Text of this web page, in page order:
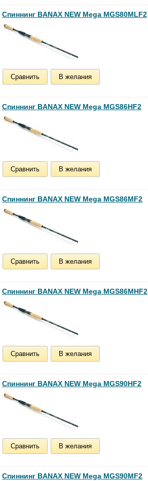
Спиннинг BANAX NEW Mega MGS80MLF2
Сравнить В желания
Спиннинг BANAX NEW Mega MGS86HF2
Сравнить В желания
Спиннинг BANAX NEW Mega MGS86MF2
Сравнить В желания
Спиннинг BANAX NEW Mega MGS86MHF2
Сравнить В желания
Спиннинг BANAX NEW Mega MGS90HF2
Сравнить В желания
Спиннинг BANAX NEW Mega MGS90MF2